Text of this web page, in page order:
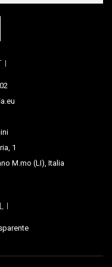
1
M.mo (LI), Italia